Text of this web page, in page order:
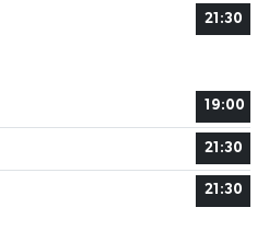
21:30
19:00
21:30
21:30